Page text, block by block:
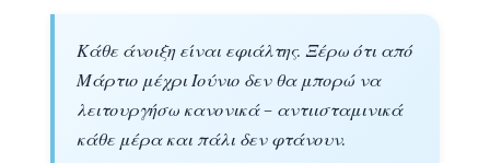
Κάθε άνοιξη είναι εφιάλτης. Ξέρω ότι από
Μάρτιο μέχρι Ιούνιο δεν θα μπορώ να
λειτουργήσω κανονικά – αντιισταμινικά
κάθε μέρα και πάλι δεν φτάνουν.